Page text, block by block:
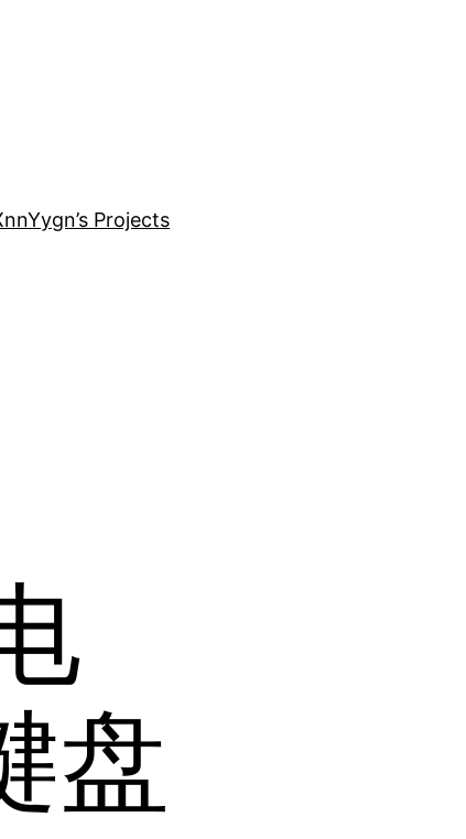
Projects
盘